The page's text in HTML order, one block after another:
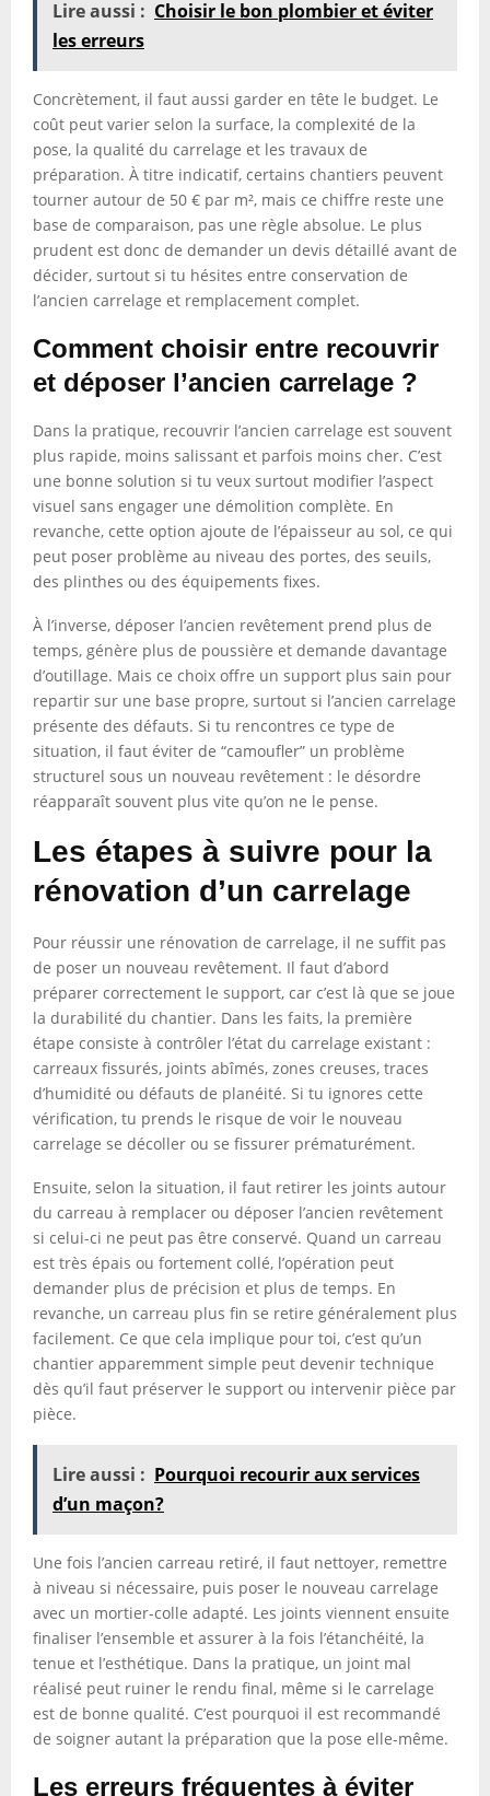
Lire aussi : Choisir le bon plombier et éviter
les erreurs
Concrètement, il faut aussi garder en tête le budget. Le
coût peut varier selon la surface, la complexité de la
pose, la qualité du carrelage et les travaux de
préparation. À titre indicatif, certains chantiers peuvent
tourner autour de 50 € par m², mais ce chiffre reste une
base de comparaison, pas une règle absolue. Le plus
prudent est donc de demander un devis détaillé avant de
décider, surtout si tu hésites entre conservation de
l’ancien carrelage et remplacement complet.
Comment choisir entre recouvrir
et déposer l’ancien carrelage ?
Dans la pratique, recouvrir l’ancien carrelage est souvent
plus rapide, moins salissant et parfois moins cher. C’est
une bonne solution si tu veux surtout modifier l’aspect
visuel sans engager une démolition complète. En
revanche, cette option ajoute de l’épaisseur au sol, ce qui
peut poser problème au niveau des portes, des seuils,
des plinthes ou des équipements fixes.
À l’inverse, déposer l’ancien revêtement prend plus de
temps, génère plus de poussière et demande davantage
d’outillage. Mais ce choix offre un support plus sain pour
repartir sur une base propre, surtout si l’ancien carrelage
présente des défauts. Si tu rencontres ce type de
situation, il faut éviter de “camoufler” un problème
structurel sous un nouveau revêtement : le désordre
réapparaît souvent plus vite qu’on ne le pense.
Les étapes à suivre pour la
rénovation d’un carrelage
Pour réussir une rénovation de carrelage, il ne suffit pas
de poser un nouveau revêtement. Il faut d’abord
préparer correctement le support, car c’est là que se joue
la durabilité du chantier. Dans les faits, la première
étape consiste à contrôler l’état du carrelage existant :
carreaux fissurés, joints abîmés, zones creuses, traces
d’humidité ou défauts de planéité. Si tu ignores cette
vérification, tu prends le risque de voir le nouveau
carrelage se décoller ou se fissurer prématurément.
Ensuite, selon la situation, il faut retirer les joints autour
du carreau à remplacer ou déposer l’ancien revêtement
si celui-ci ne peut pas être conservé. Quand un carreau
est très épais ou fortement collé, l’opération peut
demander plus de précision et plus de temps. En
revanche, un carreau plus fin se retire généralement plus
facilement. Ce que cela implique pour toi, c’est qu’un
chantier apparemment simple peut devenir technique
dès qu’il faut préserver le support ou intervenir pièce par
pièce.
Lire aussi : Pourquoi recourir aux services
d’un maçon?
Une fois l’ancien carreau retiré, il faut nettoyer, remettre
à niveau si nécessaire, puis poser le nouveau carrelage
avec un mortier-colle adapté. Les joints viennent ensuite
finaliser l’ensemble et assurer à la fois l’étanchéité, la
tenue et l’esthétique. Dans la pratique, un joint mal
réalisé peut ruiner le rendu final, même si le carrelage
est de bonne qualité. C’est pourquoi il est recommandé
de soigner autant la préparation que la pose elle-même.
Les erreurs fréquentes à éviter